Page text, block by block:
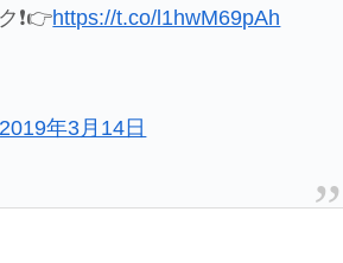
❗️👉https://t.co/l1hwM69pAh
2019年3月14日